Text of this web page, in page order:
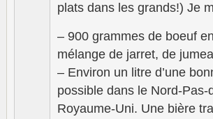
plats dans les grands!) Je
– 900 grammes de boeuf
mélange de jarret, de
– Environ un litre d’une
possible dans le Nord-
Royaume-Uni. Une bière